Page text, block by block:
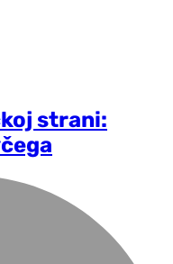
strani: